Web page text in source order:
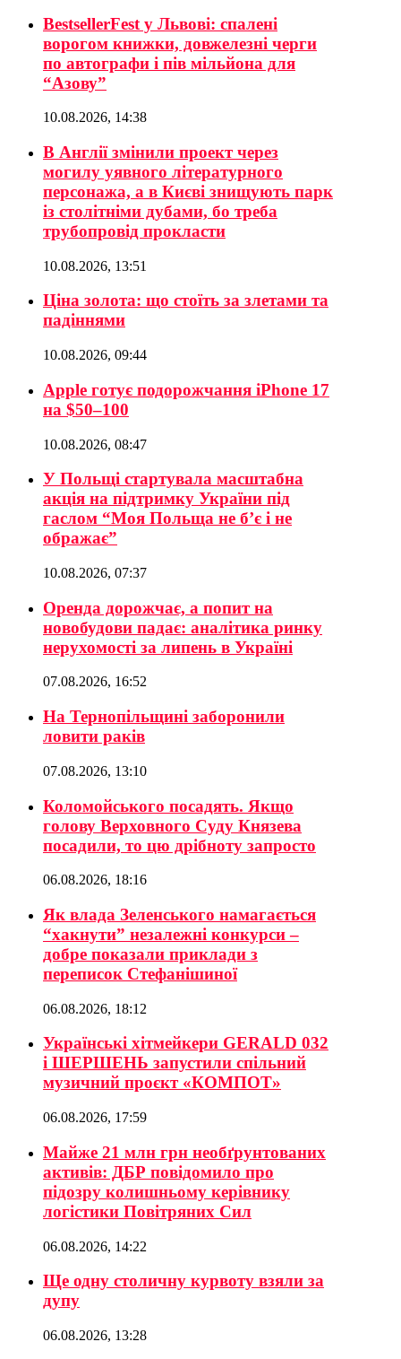
BestsellerFest у Львові: спалені
ворогом книжки, довжелезні черги
по автографи і пів мільйона для
“Азову”
10.08.2026, 14:38
В Англії змінили проект через
могилу уявного літературного
персонажа, а в Києві знищують парк
із столітніми дубами, бо треба
трубопровід прокласти
10.08.2026, 13:51
Ціна золота: що стоїть за злетами та
падіннями
10.08.2026, 09:44
Apple готує подорожчання iPhone 17
на $50–100
10.08.2026, 08:47
У Польщі стартувала масштабна
акція на підтримку України під
гаслом “Моя Польща не б’є і не
ображає”
10.08.2026, 07:37
Оренда дорожчає, а попит на
новобудови падає: аналітика ринку
нерухомості за липень в Україні
07.08.2026, 16:52
На Тернопільщині заборонили
ловити раків
07.08.2026, 13:10
Коломойського посадять. Якщо
голову Верховного Суду Князева
посадили, то цю дрібноту запросто
06.08.2026, 18:16
Як влада Зеленського намагається
“хакнути” незалежні конкурси –
добре показали приклади з
переписок Стефанішиної
06.08.2026, 18:12
Українські хітмейкери GERALD 032
і ШЕРШЕНЬ запустили спільний
музичний проєкт «КОМПОТ»
06.08.2026, 17:59
Майже 21 млн грн необґрунтованих
активів: ДБР повідомило про
підозру колишньому керівнику
логістики Повітряних Сил
06.08.2026, 14:22
Ще одну столичну курвоту взяли за
дупу
06.08.2026, 13:28